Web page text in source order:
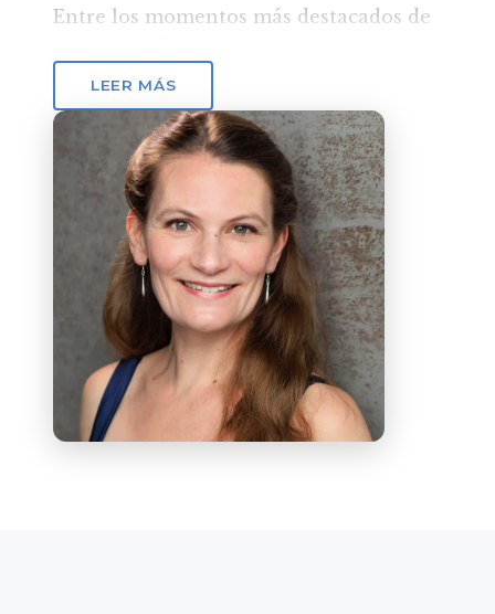
Entre los momentos más destacados de
la Condesa Almaviva y de Mimì en el
Grimeborn Opera Festival de Londres;
un recital junto al célebre contratenor
James Bowman; la participación con la
English National Opera Baylis
(actualmente ENO Engage) en talleres
en escuelas londinenses; el
Magnificat
Zelenka con el coro y la orquesta de la
Dartington International Summer
School;Der Hirt auf dem Felsen de
Schubert en el MusicFest Aberystwyth y
el estreno mundial deSong of Songs
LEER MÁS